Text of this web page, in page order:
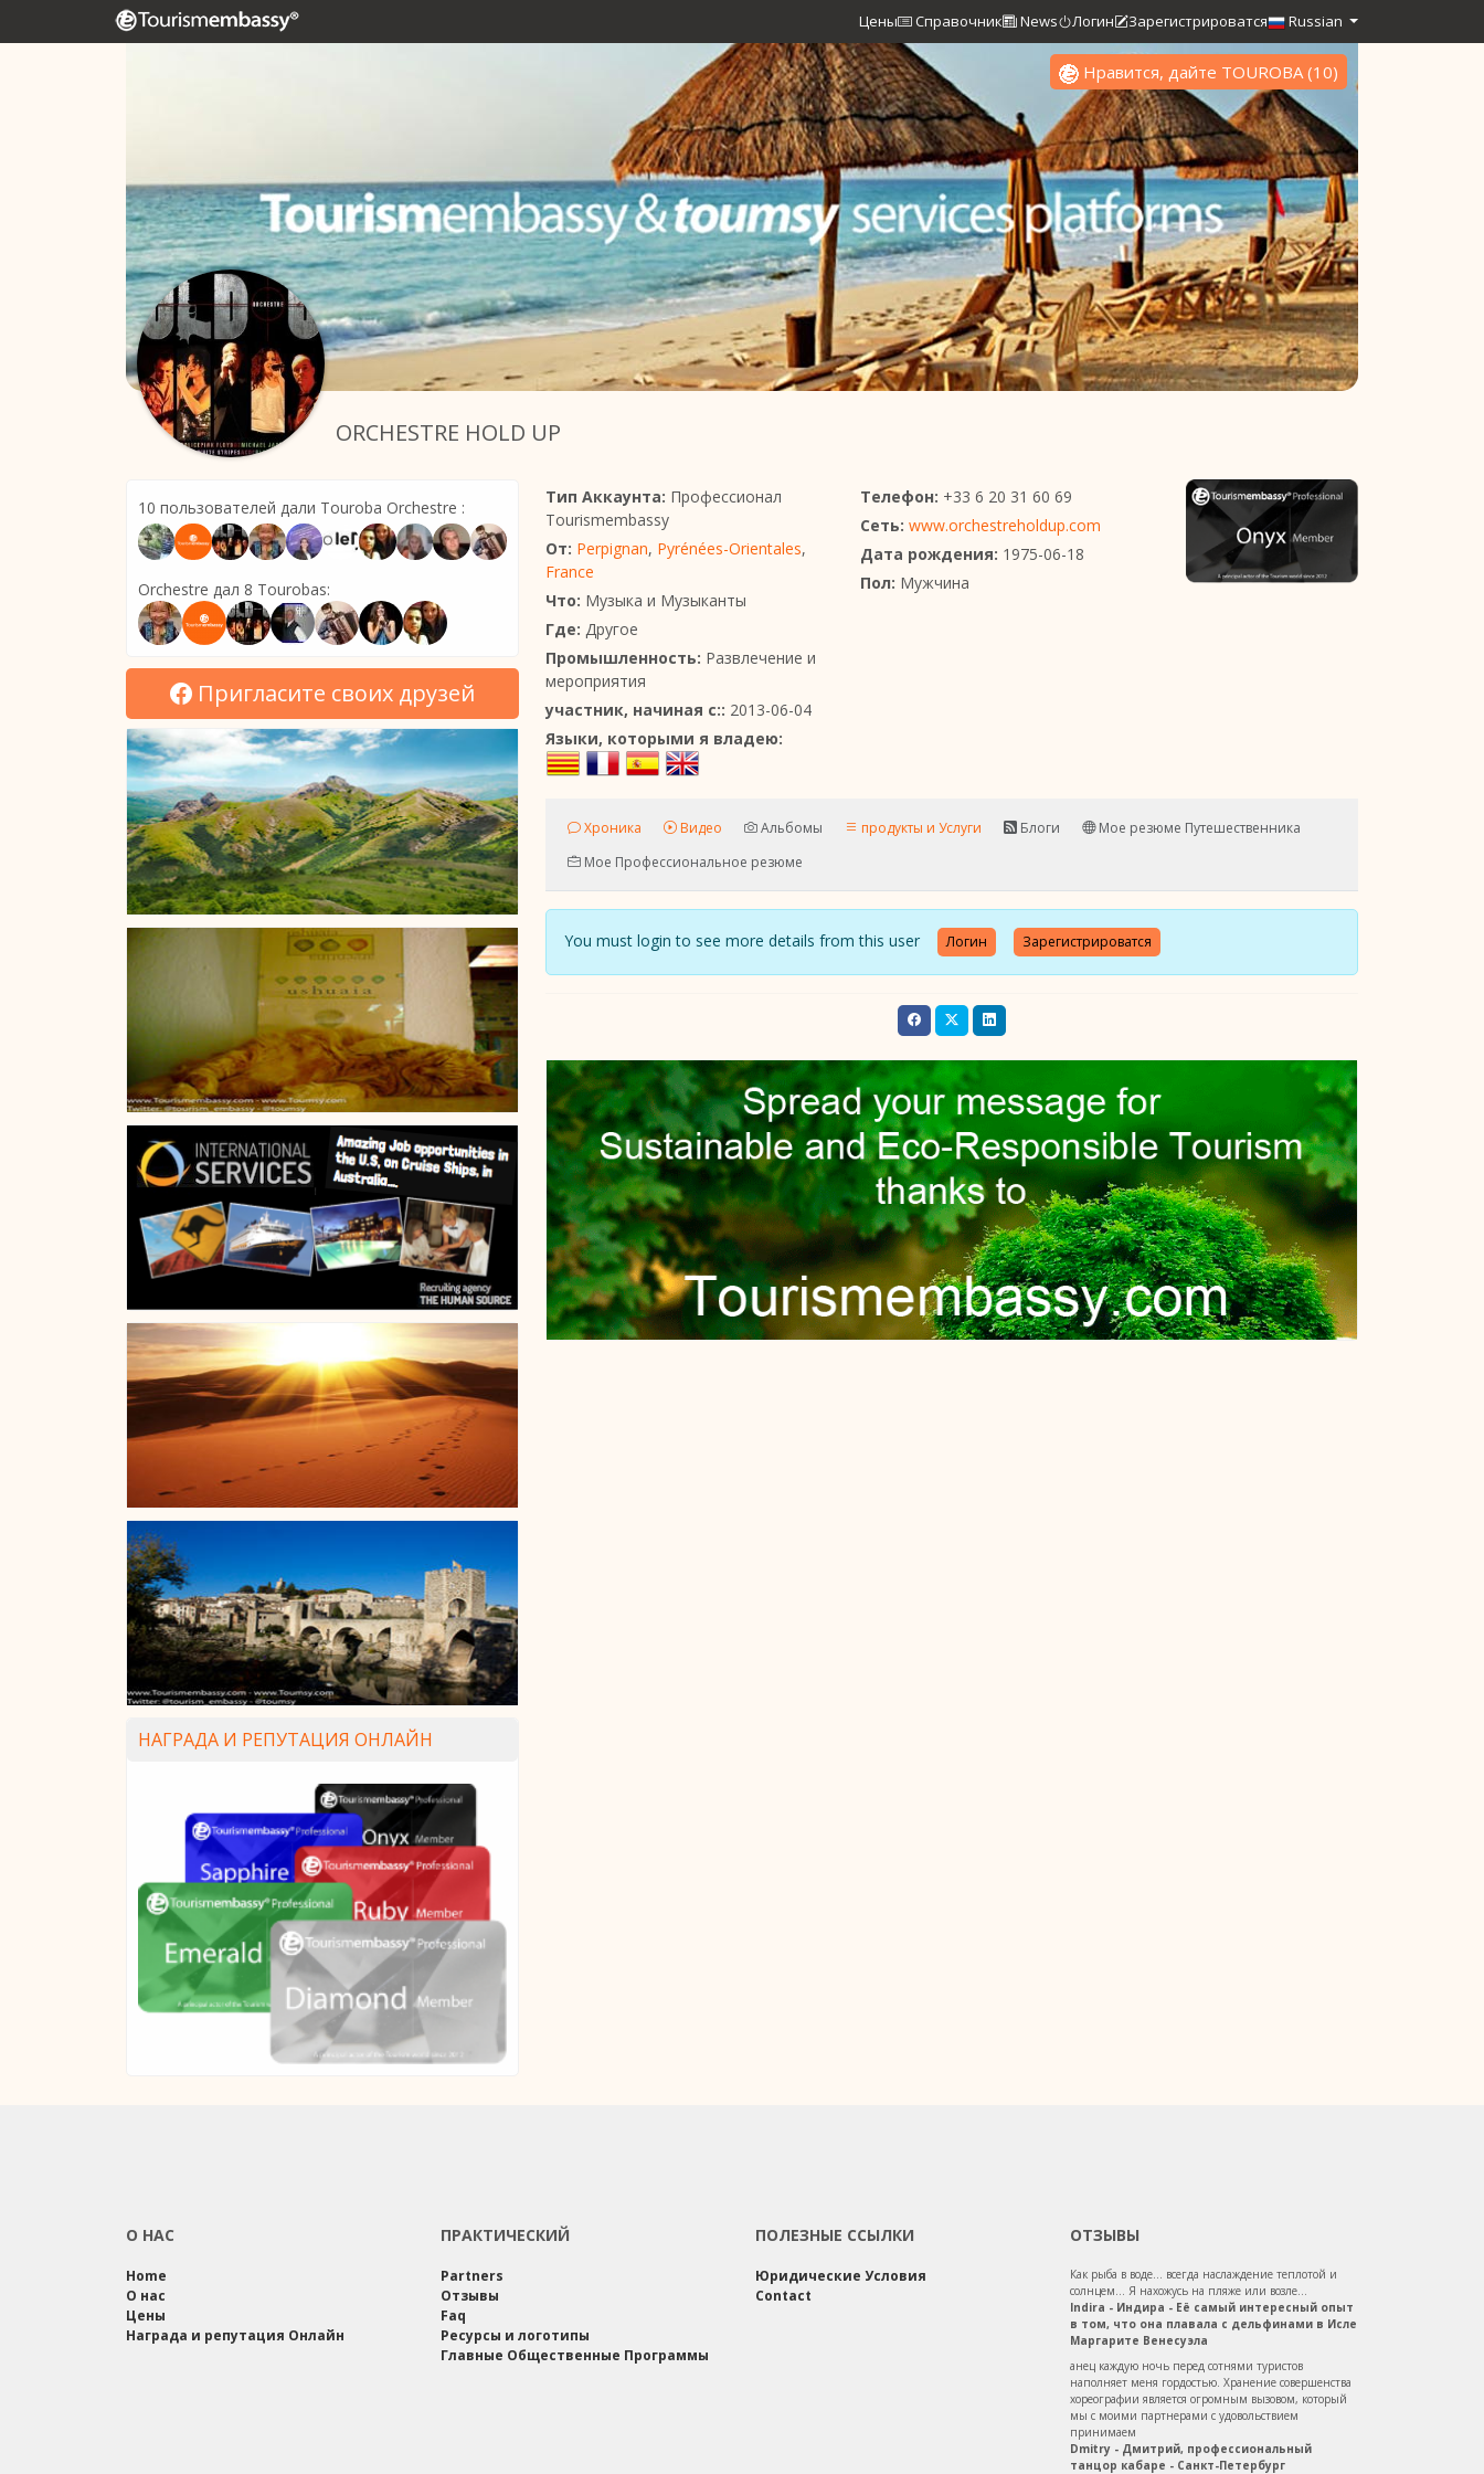
Цены Справочник News Логин Зарегистрироватся Russian
ORCHESTRE HOLD UP
Нравится, дайте TOUROBA(10)
10 пользователей дали Touroba Orchestre :
Orchestre дал 8 Tourobas:
Пригласите своих друзей
НАГРАДА И РЕПУТАЦИЯ ОНЛАЙН
Тип Аккаунта: Профессионал
Tourismembassy
От: Perpignan, Pyrénées-Orientales,
France
Что: Музыка и Музыканты
Где: Другое
Промышленность: Развлечение и
мероприятия
участник, начиная с:: 2013-06-04
Телефон: +33 6 20 31 60 69
Сеть: www.orchestreholdup.com
Дата рождения: 1975-06-18
Пол: Мужчина
Языки, которыми я владею:
Хроника Видео Альбомы продукты и Услуги Блоги
Мое резюме Путешественника
Мое Профессиональное резюме
You must login to see more details from this user Логин Зарегистрироватся
О НАС
Home
О нас
Цены
Награда и репутация Онлайн
ПРАКТИЧЕСКИЙ
Partners
Отзывы
Faq
Ресурсы и логотипы
Главные Общественные Программы
ПОЛЕЗНЫЕ ССЫЛКИ
Юридические Условия
Contact
ОТЗЫВЫ
Как рыба в воде... всегда наслаждение теплотой и
солнцем... Я нахожусь на пляже или возле...
Indira - Индира - Её самый интересный опыт
в том, что она плавала с дельфинами в Исле
Маргарите Венесуэла
анец каждую ночь перед сотнями туристов
наполняет меня гордостью. Хранение совершенства
хореографии является огромным вызовом, который
мы с моими партнерами с удовольствием
принимаем
Dmitry - Дмитрий, профессиональный
танцор кабаре - Санкт-Петербург